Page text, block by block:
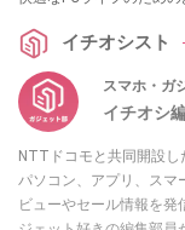
ぜひ動画と合わせてチ
イチオシスト
スマホ・ガ
イチオシ
NTTドコモと共同開設し
パソコン、アプリ、スマ
ビューやセール情報を